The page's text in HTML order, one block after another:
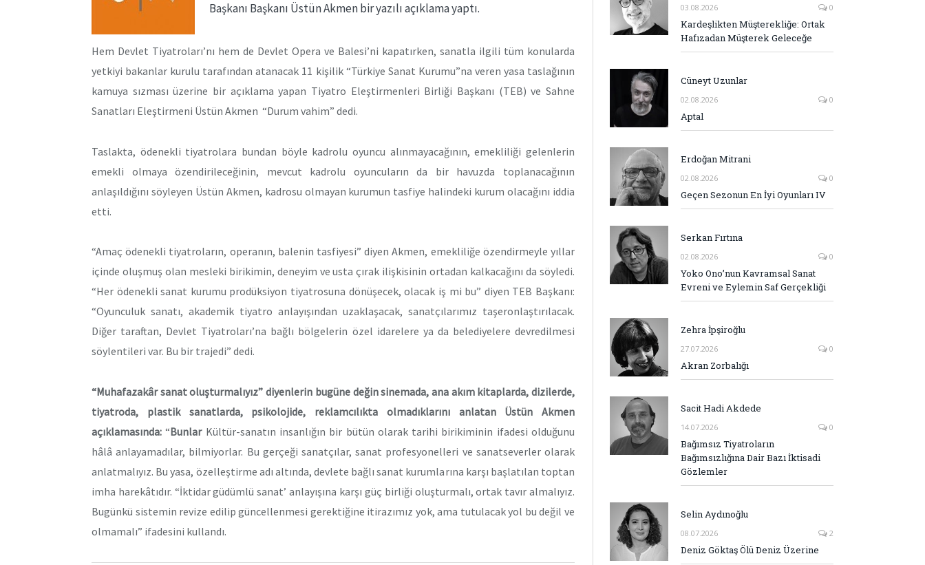
Başkanı Başkanı Üstün Akmen bir yazılı açıklama yaptı.
Hem Devlet Tiyatroları’nı hem de Devlet Opera ve Balesi’ni kapatırken, sanatla ilgili tüm konularda
yetkiyi bakanlar kurulu tarafından atanacak 11 kişilik “Türkiye Sanat Kurumu”na veren yasa taslağının
kamuya sızması üzerine bir açıklama yapan Tiyatro Eleştirmenleri Birliği Başkanı (TEB) ve Sahne
Sanatları Eleştirmeni Üstün Akmen “Durum vahim” dedi.
Taslakta, ödenekli tiyatrolara bundan böyle kadrolu oyuncu alınmayacağının, emekliliği gelenlerin
emekli olmaya özendirileceğinin, mevcut kadrolu oyuncuların da bir havuzda toplanacağının
anlaşıldığını söyleyen Üstün Akmen, kadrosu olmayan kurumun tasfiye halindeki kurum olacağını iddia
etti.
“Amaç ödenekli tiyatroların, operanın, balenin tasfiyesi” diyen Akmen, emekliliğe özendirmeyle yıllar
içinde oluşmuş olan mesleki birikimin, deneyim ve usta çırak ilişkisinin ortadan kalkacağını da söyledi.
“Her ödenekli sanat kurumu prodüksiyon tiyatrosuna dönüşecek, olacak iş mi bu” diyen TEB Başkanı:
“Oyunculuk sanatı, akademik tiyatro anlayışından uzaklaşacak, sanatçılarımız taşeronlaştırılacak.
Diğer taraftan, Devlet Tiyatroları’na bağlı bölgelerin özel idarelere ya da belediyelere devredilmesi
söylentileri var. Bu bir trajedi” dedi.
“Muhafazakâr sanat oluşturmalıyız” diyenlerin bugüne değin sinemada, ana akım kitaplarda, dizilerde,
tiyatroda, plastik sanatlarda, psikolojide, reklamcılıkta olmadıklarını anlatan Üstün Akmen
açıklamasında:“BunlarKültür-sanatın insanlığın bir bütün olarak tarihi birikiminin ifadesi olduğunu
hâlâ anlayamadılar, bilmiyorlar. Bu gerçeği sanatçılar, sanat profesyonelleri ve sanatseverler olarak
anlatmalıyız. Bu yasa, özelleştirme adı altında, devlete bağlı sanat kurumlarına karşı başlatılan toptan
imha harekâtıdır. “İktidar güdümlü sanat’ anlayışına karşı güç birliği oluşturmalı, ortak tavır almalıyız.
Bugünkü sistemin revize edilip güncellenmesi gerektiğine itirazımız yok, ama tutulacak yol bu değil ve
olmamalı” ifadesini kullandı.
03.08.2026 0
Kardeşlikten Müşterekliğe: Ortak
Hafızadan Müşterek Geleceğe
Cüneyt Uzunlar
02.08.2026 0
Aptal
Erdoğan Mitrani
02.08.2026 0
Geçen Sezonun En İyi Oyunları IV
Serkan Fırtına
02.08.2026 0
Yoko Ono’nun Kavramsal Sanat
Evreni ve Eylemin Saf Gerçekliği
Zehra İpşiroğlu
27.07.2026 0
Akran Zorbalığı
Sacit Hadi Akdede
14.07.2026 0
Bağımsız Tiyatroların
Bağımsızlığına Dair Bazı İktisadi
Gözlemler
Selin Aydınoğlu
08.07.2026 2
Deniz Göktaş Ölü Deniz Üzerine